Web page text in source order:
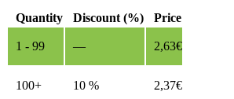
Quantity Discount (%) Price
1 - 99 — 2,63€
100+ 10 % 2,37€